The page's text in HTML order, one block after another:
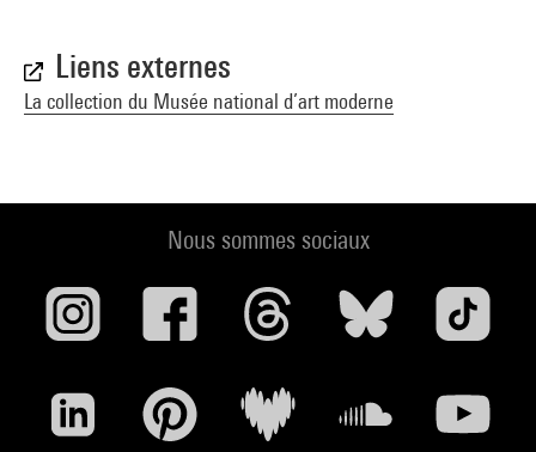
Liens externes
La collection du Musée national d’art moderne
Nous sommes sociaux